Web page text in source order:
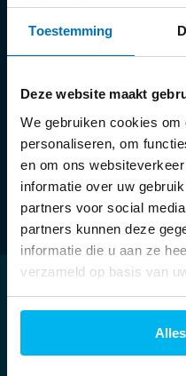
Toestemming
Deze website maakt
We gebruiken cookies
personaliseren, om
en om ons
informatie over uw
partners voor social
partners kunnen deze
informatie die u aan ze
verzameld op basis van
Ma:
13:30 - 18:00 uur
Di t/m vr:09:30 - 18:00 uur